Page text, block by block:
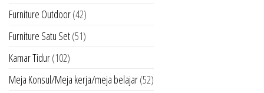
Furniture Outdoor(42)
Furniture Satu Set(51)
Kamar Tidur(102)
Meja Konsul/Meja kerja/meja belajar(52)